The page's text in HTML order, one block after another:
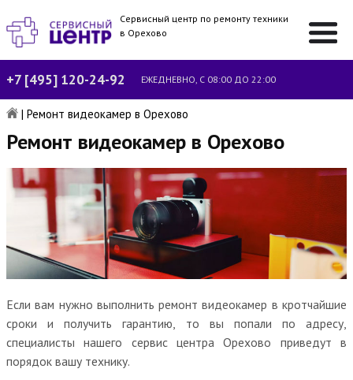
Сервисный центр по ремонту техники
в Орехово
+7 [495] 120-24-92 ЕЖЕДНЕВНО, С 08:00 ДО 22:00
| Ремонт видеокамер в Орехово
Ремонт видеокамер в Орехово
Если вам нужно выполнить ремонт видеокамер в кротчайшие
сроки и получить гарантию, то вы попали по адресу,
специалисты нашего сервис центра Орехово приведут в
порядок вашу технику.